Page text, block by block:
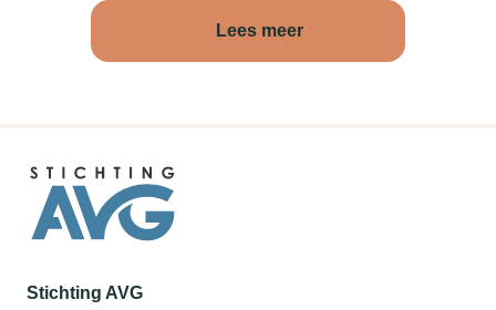
Lees meer
Stichting AVG